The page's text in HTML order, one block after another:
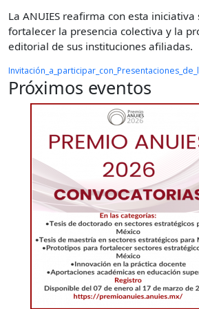
La ANUIES reafirma con esta
fortalecer la presencia colectiva y la
editorial de sus instituciones afiliadas.
Próximos eventos